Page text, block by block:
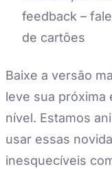
feedback –
de cartões
Baixe a versão
leve sua próxima
nível. Estamos
usar essas
inesquecíveis